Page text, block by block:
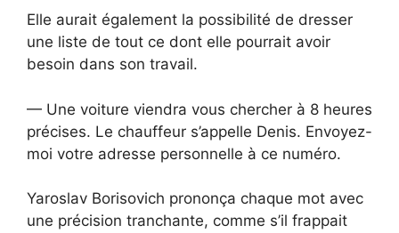
Elle aurait également la possibilité de dresser
une liste de tout ce dont elle pourrait avoir
besoin dans son travail.
— Une voiture viendra vous chercher à 8 heures
précises. Le chauffeur s’appelle Denis. Envoyez-
moi votre adresse personnelle à ce numéro.
Yaroslav Borisovich prononça chaque mot avec
une précision tranchante, comme s’il frappait